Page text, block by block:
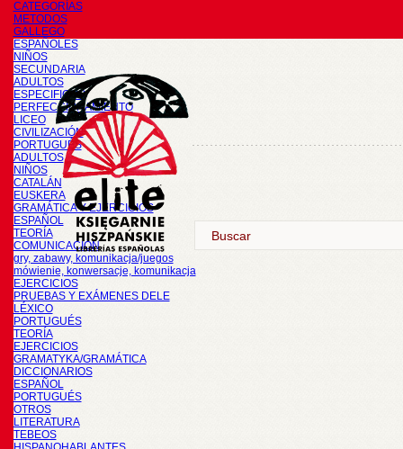
CATEGORÍAS
METODOS
GALLEGO
ESPAÑOLES
NIÑOS
SECUNDARIA
ADULTOS
ESPECIFICOS
PERFECCIONAMIENTO
LICEO
CIVILIZACIÓN
PORTUGUÉS
ADULTOS
NIÑOS
CATALÁN
EUSKERA
GRAMÁTICA Y EJERCICIOS
ESPAÑOL
TEORÍA
COMUNICACIÓN
gry, zabawy, komunikacja/juegos
mówienie, konwersacje, komunikacja
EJERCICIOS
PRUEBAS Y EXÁMENES DELE
LÉXICO
PORTUGUÉS
TEORÍA
EJERCICIOS
GRAMATYKA/GRAMÁTICA
DICCIONARIOS
ESPAÑOL
PORTUGUÉS
OTROS
LITERATURA
TEBEOS